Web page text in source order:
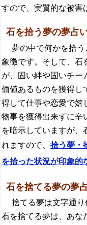
すので、実質的な被害
石を拾う夢の夢占
夢の中で何かを拾う
象徴です。そして、石
が、固い絆や固いチー
価値あるものを獲得し
得して仕事や恋愛で嬉
物事を獲得出来ずに辛
を暗示していますが、
れますので、 拾う夢・
を拾った状況が印象的
石を捨てる夢の夢
捨てる夢は文字通り
石を捨てる夢は、あな